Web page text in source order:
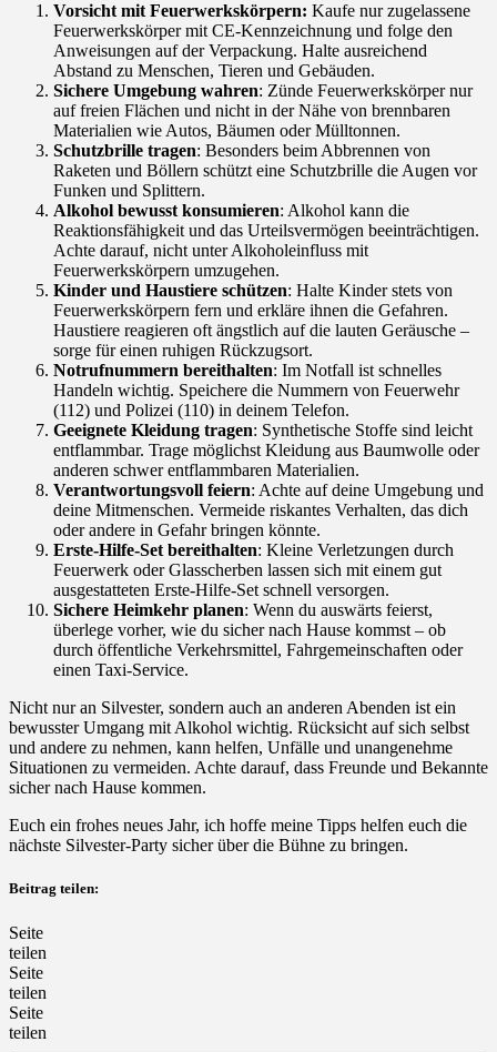
Vorsicht mit Feuerwerkskörpern: Kaufe nur zugelassene
Feuerwerkskörper mit CE-Kennzeichnung und folge den
Anweisungen auf der Verpackung. Halte ausreichend
Abstand zu Menschen, Tieren und Gebäuden.
Sichere Umgebung wahren: Zünde Feuerwerkskörper nur
auf freien Flächen und nicht in der Nähe von brennbaren
Materialien wie Autos, Bäumen oder Mülltonnen.
Schutzbrille tragen: Besonders beim Abbrennen von
Raketen und Böllern schützt eine Schutzbrille die Augen vor
Funken und Splittern.
Alkohol bewusst konsumieren: Alkohol kann die
Reaktionsfähigkeit und das Urteilsvermögen beeinträchtigen.
Achte darauf, nicht unter Alkoholeinfluss mit
Feuerwerkskörpern umzugehen.
Kinder und Haustiere schützen: Halte Kinder stets von
Feuerwerkskörpern fern und erkläre ihnen die Gefahren.
Haustiere reagieren oft ängstlich auf die lauten Geräusche –
sorge für einen ruhigen Rückzugsort.
Notrufnummern bereithalten: Im Notfall ist schnelles
Handeln wichtig. Speichere die Nummern von Feuerwehr
(112) und Polizei (110) in deinem Telefon.
Geeignete Kleidung tragen: Synthetische Stoffe sind leicht
entflammbar. Trage möglichst Kleidung aus Baumwolle oder
anderen schwer entflammbaren Materialien.
Verantwortungsvoll feiern: Achte auf deine Umgebung und
deine Mitmenschen. Vermeide riskantes Verhalten, das dich
oder andere in Gefahr bringen könnte.
Erste-Hilfe-Set bereithalten: Kleine Verletzungen durch
Feuerwerk oder Glasscherben lassen sich mit einem gut
ausgestatteten Erste-Hilfe-Set schnell versorgen.
Sichere Heimkehr planen: Wenn du auswärts feierst,
überlege vorher, wie du sicher nach Hause kommst – ob
durch öffentliche Verkehrsmittel, Fahrgemeinschaften oder
einen Taxi-Service.
Nicht nur an Silvester, sondern auch an anderen Abenden ist ein
bewusster Umgang mit Alkohol wichtig. Rücksicht auf sich selbst
und andere zu nehmen, kann helfen, Unfälle und unangenehme
Situationen zu vermeiden. Achte darauf, dass Freunde und Bekannte
sicher nach Hause kommen.
Euch ein frohes neues Jahr, ich hoffe meine Tipps helfen euch die
nächste Silvester-Party sicher über die Bühne zu bringen.
Beitrag teilen:
Seite
teilen
Seite
teilen
Seite
teilen